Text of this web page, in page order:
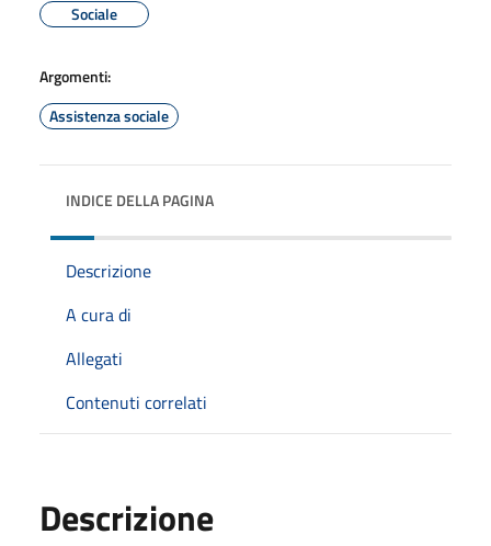
Sociale
Argomenti:
Assistenza sociale
INDICE DELLA PAGINA
Descrizione
A cura di
Allegati
Contenuti correlati
Descrizione